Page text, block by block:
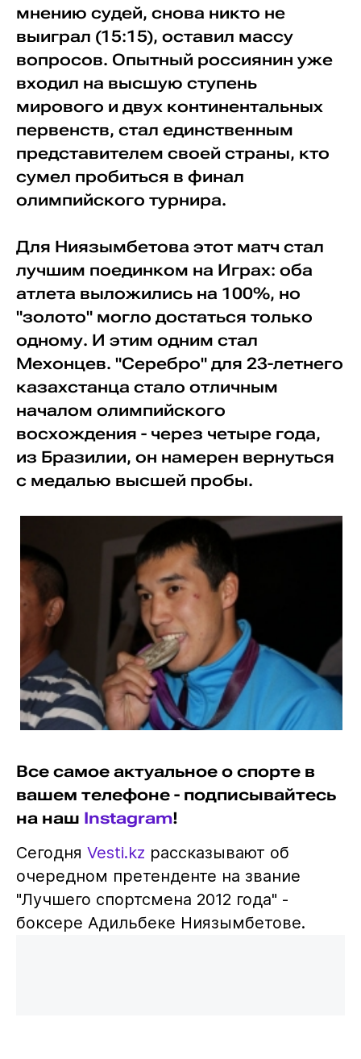
мнению судей, снова никто не
выиграл (15:15), оставил массу
вопросов. Опытный россиянин уже
входил на высшую ступень
мирового и двух континентальных
первенств, стал единственным
представителем своей страны, кто
сумел пробиться в финал
олимпийского турнира.
Для Ниязымбетова этот матч стал
лучшим поединком на Играх: оба
атлета выложились на 100%, но
"золото" могло достаться только
одному. И этим одним стал
Мехонцев. "Серебро" для 23-летнего
казахстанца стало отличным
началом олимпийского
восхождения - через четыре года,
из Бразилии, он намерен вернуться
с медалью высшей пробы.
Все самое актуальное о спорте в
вашем телефоне - подписывайтесь
на наш Instagram!
Сегодня Vesti.kz рассказывают об
очередном претенденте на звание
"Лучшего спортсмена 2012 года" -
боксере Адильбеке Ниязымбетове.